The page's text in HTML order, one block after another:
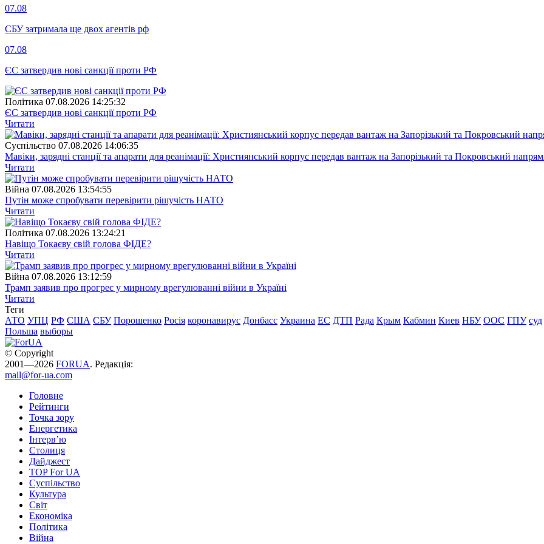
07.08
СБУ затримала ще двох агентів рф
07.08
ЄС затвердив нові санкції проти РФ
Полiтика 07.08.2026 14:25:32
ЄС затвердив нові санкції проти РФ
Читати
Суспiльство 07.08.2026 14:06:35
Мавіки, зарядні станції та апарати для реанімації: Християнський корпус передав вантаж на Запорізький та Покровський
Читати
Війна 07.08.2026 13:54:55
Путін може спробувати перевірити рішучість НАТО
Читати
Полiтика 07.08.2026 13:24:21
Навіщо Токаєву свій голова ФІДЕ?
Читати
Війна 07.08.2026 13:12:59
Трамп заявив про прогрес у мирному врегулюванні війни в Україні
Читати
Теги
АТО УПЦ РФ США СБУ Порошенко Росія коронавирус Донбасс Украина ЕС ДТП Рада Крым Кабмин Киев НБУ ООС ГПУ суд
Польша выборы
© Copyright
2001—2026 FORUA. Редакція:
mail@for-ua.com
Головне
Рейтинги
Точка зору
Енергетика
Інтерв’ю
Столиця
Дайджест
TOP For UA
Суспiльство
Культура
Світ
Економіка
Політика
Війна